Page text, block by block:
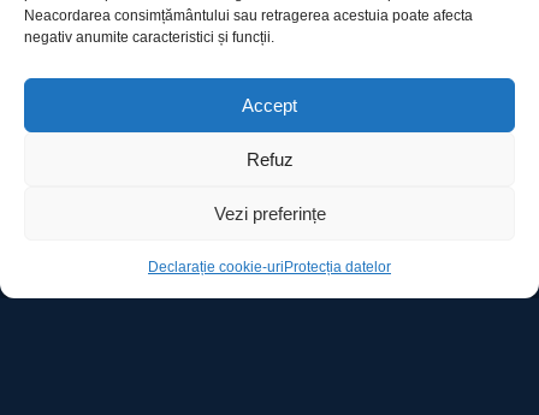
Neacordarea consimțământului sau retragerea acestuia poate afecta
negativ anumite caracteristici și funcții.
Accept
Refuz
Vezi preferințe
Declarație cookie-uri Protecția datelor
Declarație cookie-uri
Contact
Ro Image SRL
Strada Mihai Eminescu, nr. 142, et.7, ap. 23,